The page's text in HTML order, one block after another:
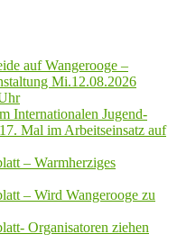
auf Wangerooge –
Mi.12.08.2026
Internationalen Jugend-
Mal im Arbeitseinsatz auf
– Warmherziges
– Wird Wangerooge zu
Organisatoren ziehen